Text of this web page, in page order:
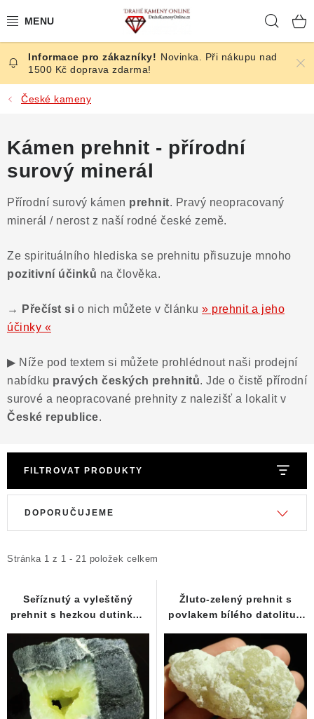
na
ČESKÉ KAMENY
ŠPERKY
BROUŠENÉ
SLEVY
KRYSTALY
ČLÁNKY
NÁŠ PŘÍBĚH
VIDEOGALERIE
MISTROVSKÉ KRYSTALY
Ochrana osobních údajů
Výkup minerálů a drahých kamenů
Formulář pro uplatnění reklamace
Poučení o právu na odstoupení od smlouvy
Novinka. Při nákupu nad
1500 Kč doprava zdarma!
České kameny
Kámen prehnit - přírodní
surový minerál
Přírodní surový kámen prehnit. Pravý neopracovaný
minerál / nerost z naší rodné české země.
Ze spirituálního hlediska se prehnitu přisuzuje mnoho
pozitivní účinků na člověka.
→ Přečíst si o nich můžete v článku » prehnit a jeho
účinky «
▶ Níže pod textem si můžete prohlédnout naši prodejní
nabídku pravých českých prehnitů. Jde o čistě přírodní
surové a neopracované prehnity z nalezišť a lokalit v
České republice.
FILTROVAT PRODUKTY
i
r
d
Stránka 1 z 1 - 21 položek celkem
e
p
o
DOPORUČUJEME
Seříznutý a vyleštěný
prehnit s hezkou dutinkou
Žluto-zelený prehnit s
povlakem bílého datolitu -